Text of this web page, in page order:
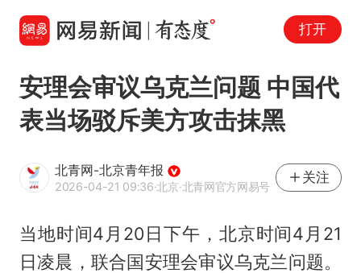
打开
安理会审议乌克兰问题 中国代
表当场驳斥美方攻击抹黑
北青网-北京青年报
2026-04-21 09:36·北京·北青网官方网易号
关注
当地时间4月20日下午，北京时间4月21
日凌晨，联合国安理会审议乌克兰问题。